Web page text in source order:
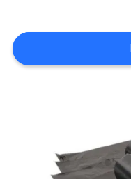
PRIVACY
POLICY